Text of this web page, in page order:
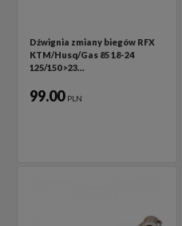
Dźwignia zmiany biegów RFX
KTM/Husq/Gas 85 18-24
125/150 >23…
99.00 PLN